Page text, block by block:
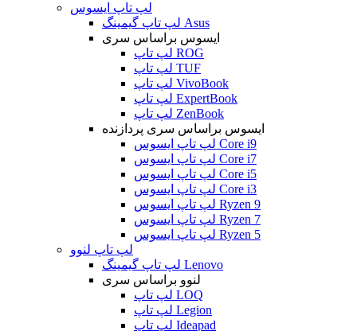
لپ تاپ ایسوس
لپ تاپ گیمینگ Asus
ایسوس براساس سری
لپ تاپ ROG
لپ تاپ TUF
لپ تاپ VivoBook
لپ تاپ ExpertBook
لپ تاپ ZenBook
ایسوس براساس سری پردازنده
لپ تاپ ایسوس Core i9
لپ تاپ ایسوس Core i7
لپ تاپ ایسوس Core i5
لپ تاپ ایسوس Core i3
لپ تاپ ایسوس Ryzen 9
لپ تاپ ایسوس Ryzen 7
لپ تاپ ایسوس Ryzen 5
لپ تاپ لنوو
لپ تاپ گیمینگ Lenovo
لنوو براساس سری
لپ تاپ LOQ
لپ تاپ Legion
لپ تاپ Ideapad